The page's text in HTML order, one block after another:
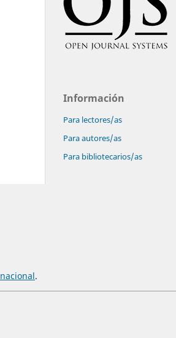
Información
Para lectores/as
Para autores/as
Para bibliotecarios/as
.